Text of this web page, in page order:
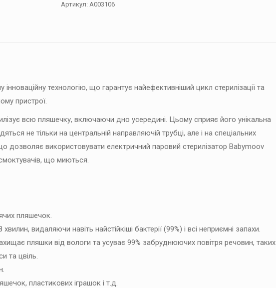
Turbo
Артикул: A003106
технологію, що гарантує найефективніший цикл стерилізації та
пристрої.
всю пляшечку, включаючи дно усередині. Цьому сприяє його унікальна
не тільки на центральній направляючій трубці, але і на спеціальних
дозволяє використовувати електричний паровий стерилізатор Babymoov
що миються.
пляшечок.
видаляючи навіть найстійкіші бактерії (99%) і всі неприємні запахи.
пляшки від вологи та усуває 99% забруднюючих повітря речовин, таких
та цвіль.
пластикових іграшок і т.д.